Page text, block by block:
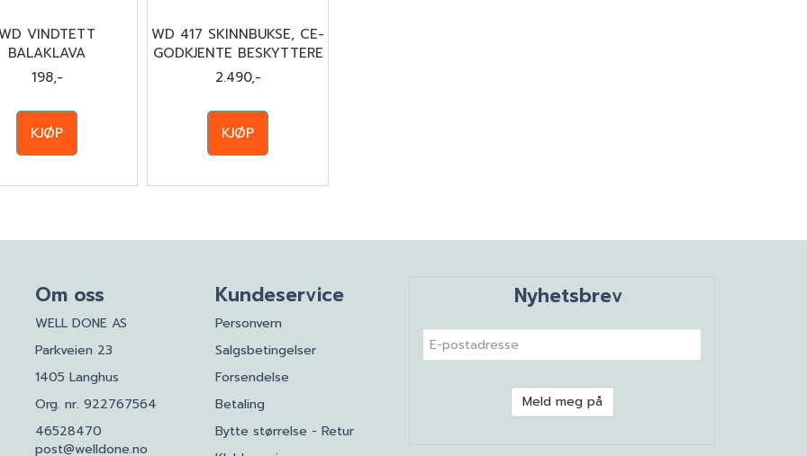
VINDTETT
BALAKLAVA
198,-
KJØP
WD 417 SKINNBUKSE, CE-
GODKJENTE BESKYTTERE
2.490,-
KJØP
Om oss
WELL DONE AS
Parkveien 23
1405 Langhus
Org. nr. 922767564
46528470
post@welldone.no
Kundeservice
Personvern
Salgsbetingelser
Forsendelse
Betaling
Bytte størrelse - Retur
Nyhetsbrev
Meld meg på